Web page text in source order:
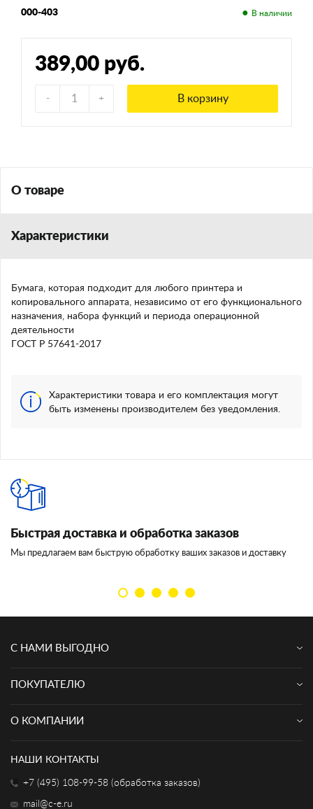
000-403
389,00 руб.
В корзину
О товаре
Характеристики
Бумага, которая подходит для любого принтера и
копировального аппарата, независимо от его функционального
назначения, набора функций и периода операционной
деятельности
ГОСТ Р 57641-2017
Характеристики товара и его комплектация могут
быть изменены производителем без уведомления.
Быстрая доставка и обработка заказов
Мы предлагаем вам быструю обработку ваших заказов и доставку
С НАМИ ВЫГОДНО
ПОКУПАТЕЛЮ
О КОМПАНИИ
НАШИ КОНТАКТЫ
+7 (495) 108-99-58 (обработка заказов)
mail@c-e.ru